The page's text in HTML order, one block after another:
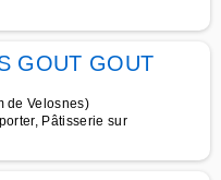
GOUT GOUT
de Velosnes)
Pâtisserie sur